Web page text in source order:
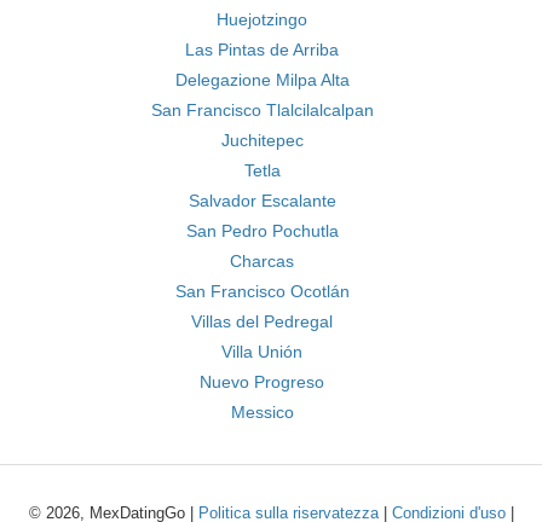
Huejotzingo
Las Pintas de Arriba
Delegazione Milpa Alta
San Francisco Tlalcilalcalpan
Juchitepec
Tetla
Salvador Escalante
San Pedro Pochutla
Charcas
San Francisco Ocotlán
Villas del Pedregal
Villa Unión
Nuevo Progreso
Messico
© 2026, MexDatingGo | Politica sulla riservatezza| Condizioni d'uso|